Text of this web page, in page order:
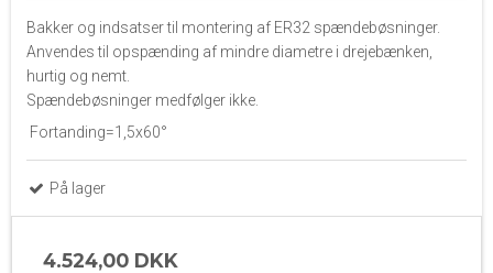
Bakker og indsatser til montering af ER32 spændebøsninger.
Anvendes til opspænding af mindre diametre i drejebænken,
hurtig og nemt.
Spændebøsninger medfølger ikke.
Fortanding=1,5x60°
På lager
4.524,00 DKK